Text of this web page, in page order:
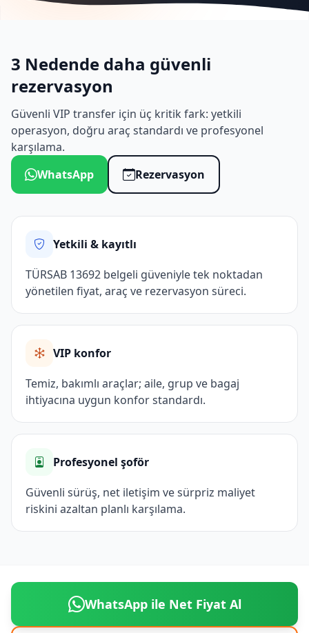
3 Nedende daha güvenli
rezervasyon
Güvenli VIP transfer için üç kritik fark: yetkili
operasyon, doğru araç standardı ve profesyonel
karşılama.
WhatsApp
Rezervasyon
Yetkili & kayıtlı
TÜRSAB 13692 belgeli güveniyle tek noktadan
yönetilen fiyat, araç ve rezervasyon süreci.
VIP konfor
Temiz, bakımlı araçlar; aile, grup ve bagaj
ihtiyacına uygun konfor standardı.
Profesyonel şoför
Güvenli sürüş, net iletişim ve sürpriz maliyet
riskini azaltan planlı karşılama.
WhatsApp ile Net Fiyat Al